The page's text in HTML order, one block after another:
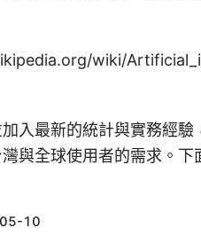
wiki/
入最新的統計與實務經驗
與全球使用者的需求。下
10